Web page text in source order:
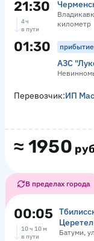
21:30
километр
4 ч
в пути
01:30
АЗС
≈ 1950
Перевозчик:ИП
В пределах города
00:05
Батуми,
10 ч 10 м
в пути